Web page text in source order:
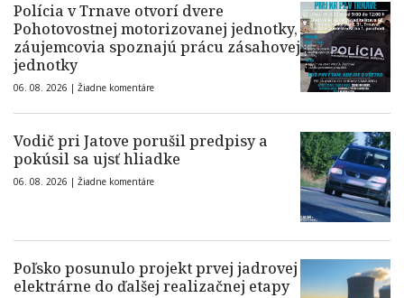
Polícia v Trnave otvorí dvere
Pohotovostnej motorizovanej jednotky,
záujemcovia spoznajú prácu zásahovej
jednotky
06. 08. 2026 | Žiadne komentáre
Vodič pri Jatove porušil predpisy a
pokúsil sa ujsť hliadke
06. 08. 2026 | Žiadne komentáre
Poľsko posunulo projekt prvej jadrovej
elektrárne do ďalšej realizačnej etapy